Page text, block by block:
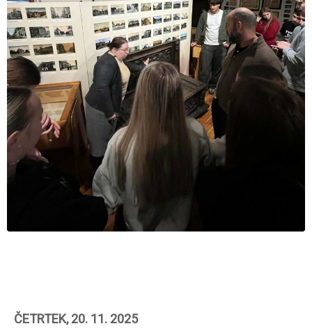
ČETRTEK, 20. 11. 2025